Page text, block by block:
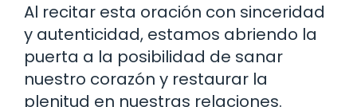
Al recitar esta oración con sinceridad
y autenticidad, estamos abriendo la
puerta a la posibilidad de sanar
nuestro corazón y restaurar la
plenitud en nuestras relaciones.